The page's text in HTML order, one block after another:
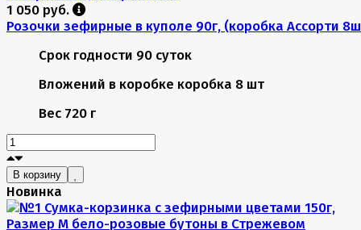
1 050 руб.
Розочки зефирные в куполе 90г, (коробка Ассорти
Срок годности 90 суток
Вложений в коробке коробка 8 шт
Вес 720 г
В корзину
Новинка